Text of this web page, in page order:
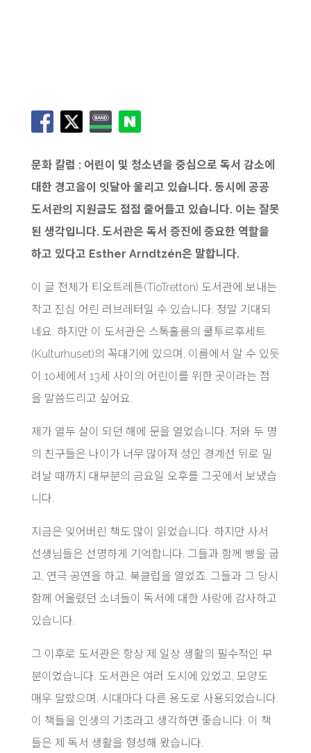
문화 칼럼 : 어린이 및 청소년을 중심으로 독서 감소에
대한 경고음이 잇달아 울리고 있습니다. 동시에 공공
도서관의 지원금도 점점 줄어들고 있습니다. 이는 잘못
된 생각입니다. 도서관은 독서 증진에 중요한 역할을
하고 있다고 Esther Arndtzén은 말합니다.
이 글 전체가 티오트레튼(TioTretton) 도서관에 보내는
작고 진심 어린 러브레터일 수 있습니다. 정말 기대되
네요. 하지만 이 도서관은 스톡홀름의 쿨투르후세트
(Kulturhuset)의 꼭대기에 있으며, 이름에서 알 수 있듯
이 10세에서 13세 사이의 어린이를 위한 곳이라는 점
을 말씀드리고 싶어요.
제가 열두 살이 되던 해에 문을 열었습니다. 저와 두 명
의 친구들은 나이가 너무 많아져 성인 경계선 뒤로 밀
려날 때까지 대부분의 금요일 오후를 그곳에서 보냈습
니다.
지금은 잊어버린 책도 많이 읽었습니다. 하지만 사서
선생님들은 선명하게 기억합니다. 그들과 함께 빵을 굽
고, 연극 공연을 하고, 북클럽을 열었죠. 그들과 그 당시
함께 어울렸던 소녀들이 독서에 대한 사랑에 감사하고
있습니다.
그 이후로 도서관은 항상 제 일상 생활의 필수적인 부
분이었습니다. 도서관은 여러 도시에 있었고, 모양도
매우 달랐으며, 시대마다 다른 용도로 사용되었습니다.
이 책들을 인생의 기초라고 생각하면 좋습니다. 이 책
들은 제 독서 생활을 형성해 왔습니다.